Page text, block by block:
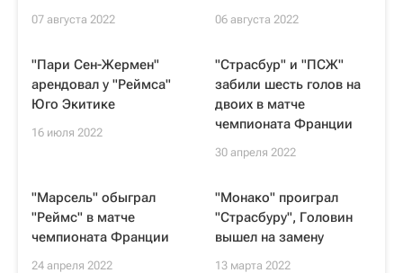
07 августа 2022 06 августа 2022
"Пари Сен-Жермен"
арендовал у "Реймса"
Юго Экитике
16 июля 2022
"Страсбур" и "ПСЖ"
забили шесть голов на
двоих в матче
чемпионата Франции
30 апреля 2022
"Марсель" обыграл
"Реймс" в матче
чемпионата Франции
24 апреля 2022
"Монако" проиграл
"Страсбуру", Головин
вышел на замену
13 марта 2022